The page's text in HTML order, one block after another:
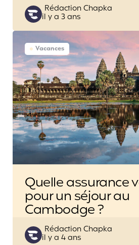
Posted
by
Rédaction Chapka
il y a 3 ans
Vacances
Quelle assurance
pour un séjour au
Cambodge ?
Posted
by
Rédaction Chapka
il y a 4 ans